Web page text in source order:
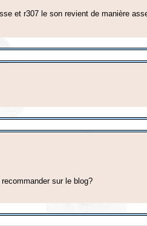
et r307 le son revient de manière
sur le blog?